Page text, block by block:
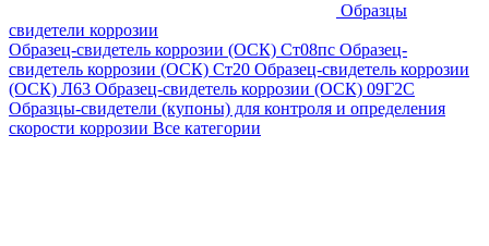
Образцы
свидетели коррозии
Образец-свидетель коррозии (ОСК) Ст08пс Образец-
свидетель коррозии (ОСК) Ст20 Образец-свидетель коррозии
(ОСК) Л63 Образец-свидетель коррозии (ОСК) 09Г2С
Образцы-свидетели (купоны) для контроля и определения
скорости коррозии Все категории